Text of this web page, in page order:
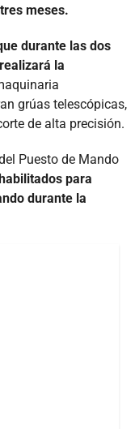
meses.
durante las dos
la
grúas telescópicas,
de alta precisión.
Puesto de Mando
para
durante la